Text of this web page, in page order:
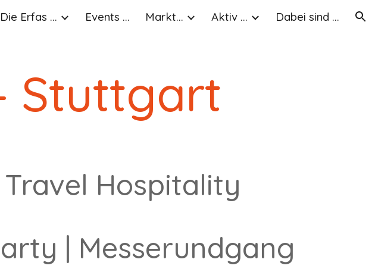
Skip to navigation
Die Erfas ... Events ... Markt... Aktiv ... Dabei sind ...
Stuttgart
Hospitality
| Messerundgang